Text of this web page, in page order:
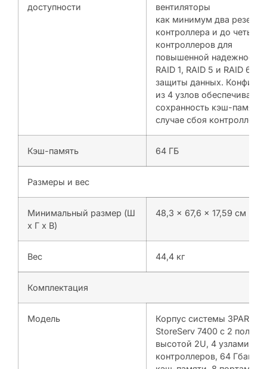
доступности
вентиляторы
как минимум два
контроллера и до
контроллеров для
повышенной надежности
RAID 1, RAID 5 и RAID 6
защиты данных.
из 4 узлов обеспечивает
сохранность кэш-памяти
случае сбоя контроллера.
Кэш-память 64 ГБ
Размеры и вес
Минимальный размер (Ш
x Г x В)
48,3 x 67,6 x 17,59 см
Вес 44,4 кг
Комплектация
Модель
Корпус системы 3PAR
StoreServ 7400 с 2
высотой 2U, 4 узлами
контроллеров, 64